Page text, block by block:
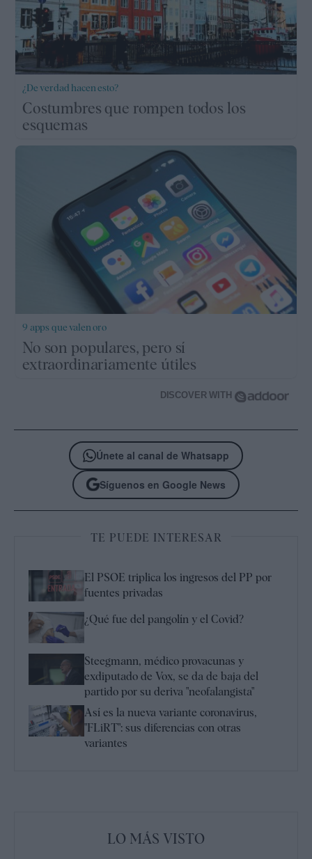
¿De verdad hacen esto?
Costumbres que rompen todos los
esquemas
9 apps que valen oro
No son populares, pero sí
extraordinariamente útiles
DISCOVER WITH
Únete al canal de Whatsapp
Síguenos en Google News
TE PUEDE INTERESAR
El PSOE triplica los ingresos del PP por
fuentes privadas
¿Qué fue del pangolín y el Covid?
Steegmann, médico provacunas y
exdiputado de Vox, se da de baja del
partido por su deriva "neofalangista"
Así es la nueva variante coronavirus,
"FLiRT": sus diferencias con otras
variantes
LO MÁS VISTO